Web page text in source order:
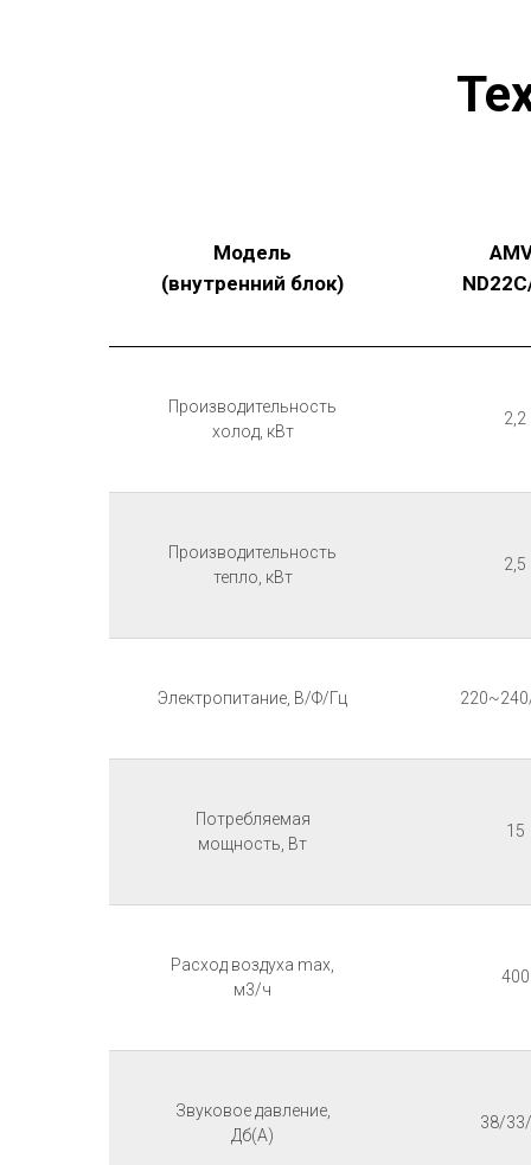
Модель
(внутренний блок)
Производительность
холод, кВт
2,2
Производительность
тепло, кВт
2,5
Электропитание, В/Ф/Гц
Потребляемая
мощность, Вт
15
Расход воздуха max,
м3/ч
400
Звуковое давление,
Дб(А)
38/